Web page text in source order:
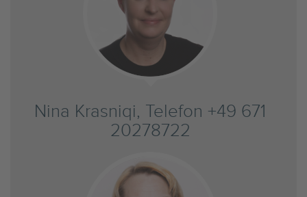
Nina Krasniqi, Telefon +49 671
20278722